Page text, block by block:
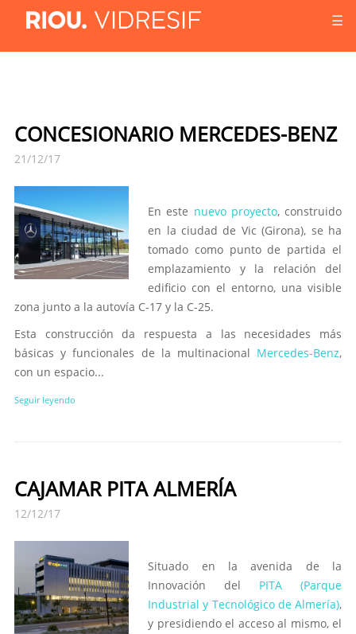
☰
CONCESIONARIO MERCEDES-BENZ
21/12/17
En este nuevo proyecto, construido
en la ciudad de Vic (Girona), se ha
tomado como punto de partida el
emplazamiento y la relación del
edificio con el entorno, una visible
zona junto a la autovía C-17 y la C-25.
Esta construcción da respuesta a las necesidades más
básicas y funcionales de la multinacional Mercedes-Benz,
con un espacio...
Seguir leyendo
CAJAMAR PITA ALMERÍA
12/12/17
Situado en la avenida de la
Innovación del PITA (Parque
Industrial y Tecnológico de Almería),
y presidiendo el acceso al mismo, el